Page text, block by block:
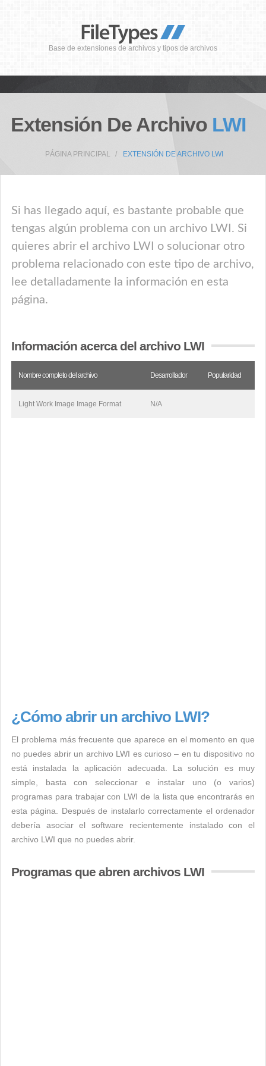
Base de extensiones de archivos y tipos de archivos
Extensión De Archivo LWI
PÁGINA PRINCIPAL EXTENSIÓN DE ARCHIVO LWI
Si has llegado aquí, es bastante probable que
tengas algún problema con un archivo LWI. Si
quieres abrir el archivo LWI o solucionar otro
problema relacionado con este tipo de archivo,
lee detalladamente la información en esta
página.
Información acerca del archivo LWI
Nombre completo del archivo Desarrollador Popularidad
Light Work Image Image Format N/A
¿Cómo abrir un archivo LWI?
El problema más frecuente que aparece en el momento en que
no puedes abrir un archivo LWI es curioso – en tu dispositivo no
está instalada la aplicación adecuada. La solución es muy
simple, basta con seleccionar e instalar uno (o varios)
programas para trabajar con LWI de la lista que encontrarás en
esta página. Después de instalarlo correctamente el ordenador
debería asociar el software recientemente instalado con el
archivo LWI que no puedes abrir.
Programas que abren archivos LWI